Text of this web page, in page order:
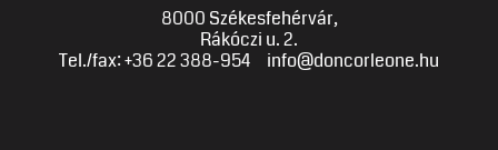
8000 Székesfehérvár,
Rákóczi u. 2.
Tel./fax: +36 22 388-954 info@doncorleone.hu